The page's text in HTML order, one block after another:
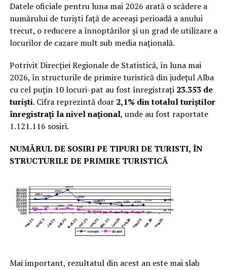
Datele oficiale pentru luna mai 2026 arată o scădere a
numărului de turiști față de aceeași perioadă a anului
trecut, o reducere a înnoptărilor și un grad de utilizare a
locurilor de cazare mult sub media națională.
Potrivit Direcției Regionale de Statistică, în luna mai
2026, în structurile de primire turistică din județul Alba
cu cel puțin 10 locuri-pat au fost înregistrați 23.353 de
turiști. Cifra reprezintă doar 2,1% din totalul turiștilor
înregistrați la nivel național, unde au fost raportate
1.121.116 sosiri.
NUMĂRUL DE SOSIRI PE TIPURI DE TURISTI, ÎN
STRUCTURILE DE PRIMIRE TURISTICĂ
Mai important, rezultatul din acest an este mai slab